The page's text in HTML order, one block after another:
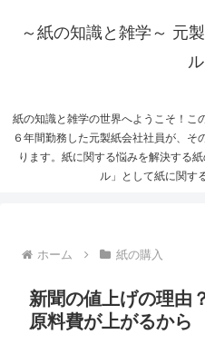
～紙の知識と雑学～ 元
ル
紙の知識と雑学の世界へようこそ！こ
６年間勤務した元製紙会社社員が、
ります。紙に関する悩みを解決する
ル」として紙に関す
ホーム 紙の購入
新聞の値上げの理由
原料費が上がるから